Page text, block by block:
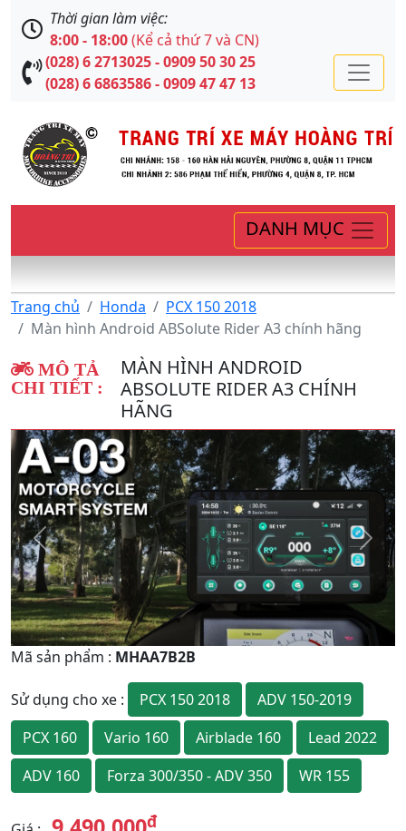
Thời gian làm việc:
8:00 - 18:00(Kể cả thứ 7 và CN)
(028) 6 2713025 - 0909 50 30 25
(028) 6 6863586 - 0909 47 47 13
DANH MỤC
Trang chủ Honda
PCX 150 2018
Màn hình Android ABSolute Rider A3 chính hãng
MÔ TẢ
CHI TIẾT :
MÀN HÌNH ANDROID
ABSOLUTE RIDER A3 CHÍNH
HÃNG
Quay
Lại
Tiếp
theo
Mã sản phẩm : MHAA7B2B
Sử dụng cho xe : PCX 150 2018
ADV 150-2019
PCX 160
Vario 160 Airblade 160
Lead 2022
ADV 160
Forza 300/350 - ADV 350 WR 155
đ